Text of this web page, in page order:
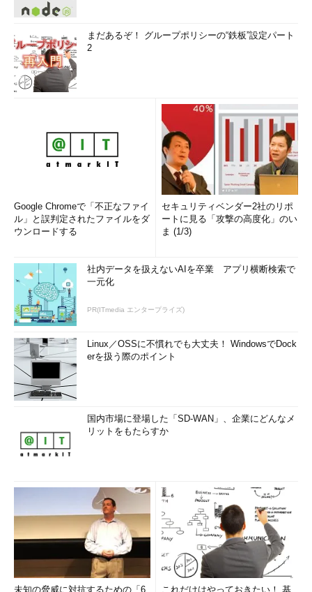
まだあるぞ！ グループポリシーの“鉄板”設定パート
2
Google Chromeで「不正なファイ
ル」と誤判定されたファイルをダ
ウンロードする
セキュリティベンダー2社のリポ
ートに見る「攻撃の高度化」のい
ま (1/3)
社内データを扱えないAIを卒業 アプリ横断検索で
一元化
PR(ITmedia エンタープライズ)
Linux／OSSに不慣れでも大丈夫！ WindowsでDock
erを扱う際のポイント
国内市場に登場した「SD-WAN」、企業にどんなメ
リットをもたらすか
未知の脅威に対抗するための「6 これだけはやっておきたい！ 基